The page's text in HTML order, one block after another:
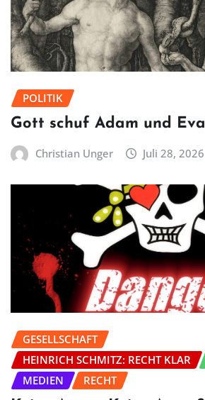
POLITIK
Gott schuf Adam und Eva
Christian Unger Juli 28, 2026
GESELLSCHAFT
HEINRICH SCHMITZ: RECHT KLAR
MEDIEN
RECHT